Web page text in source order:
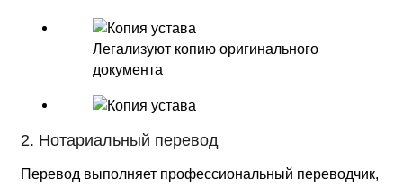
Легализуют копию оригинального
документа
2. Нотариальный перевод
Перевод выполняет профессиональный переводчик,